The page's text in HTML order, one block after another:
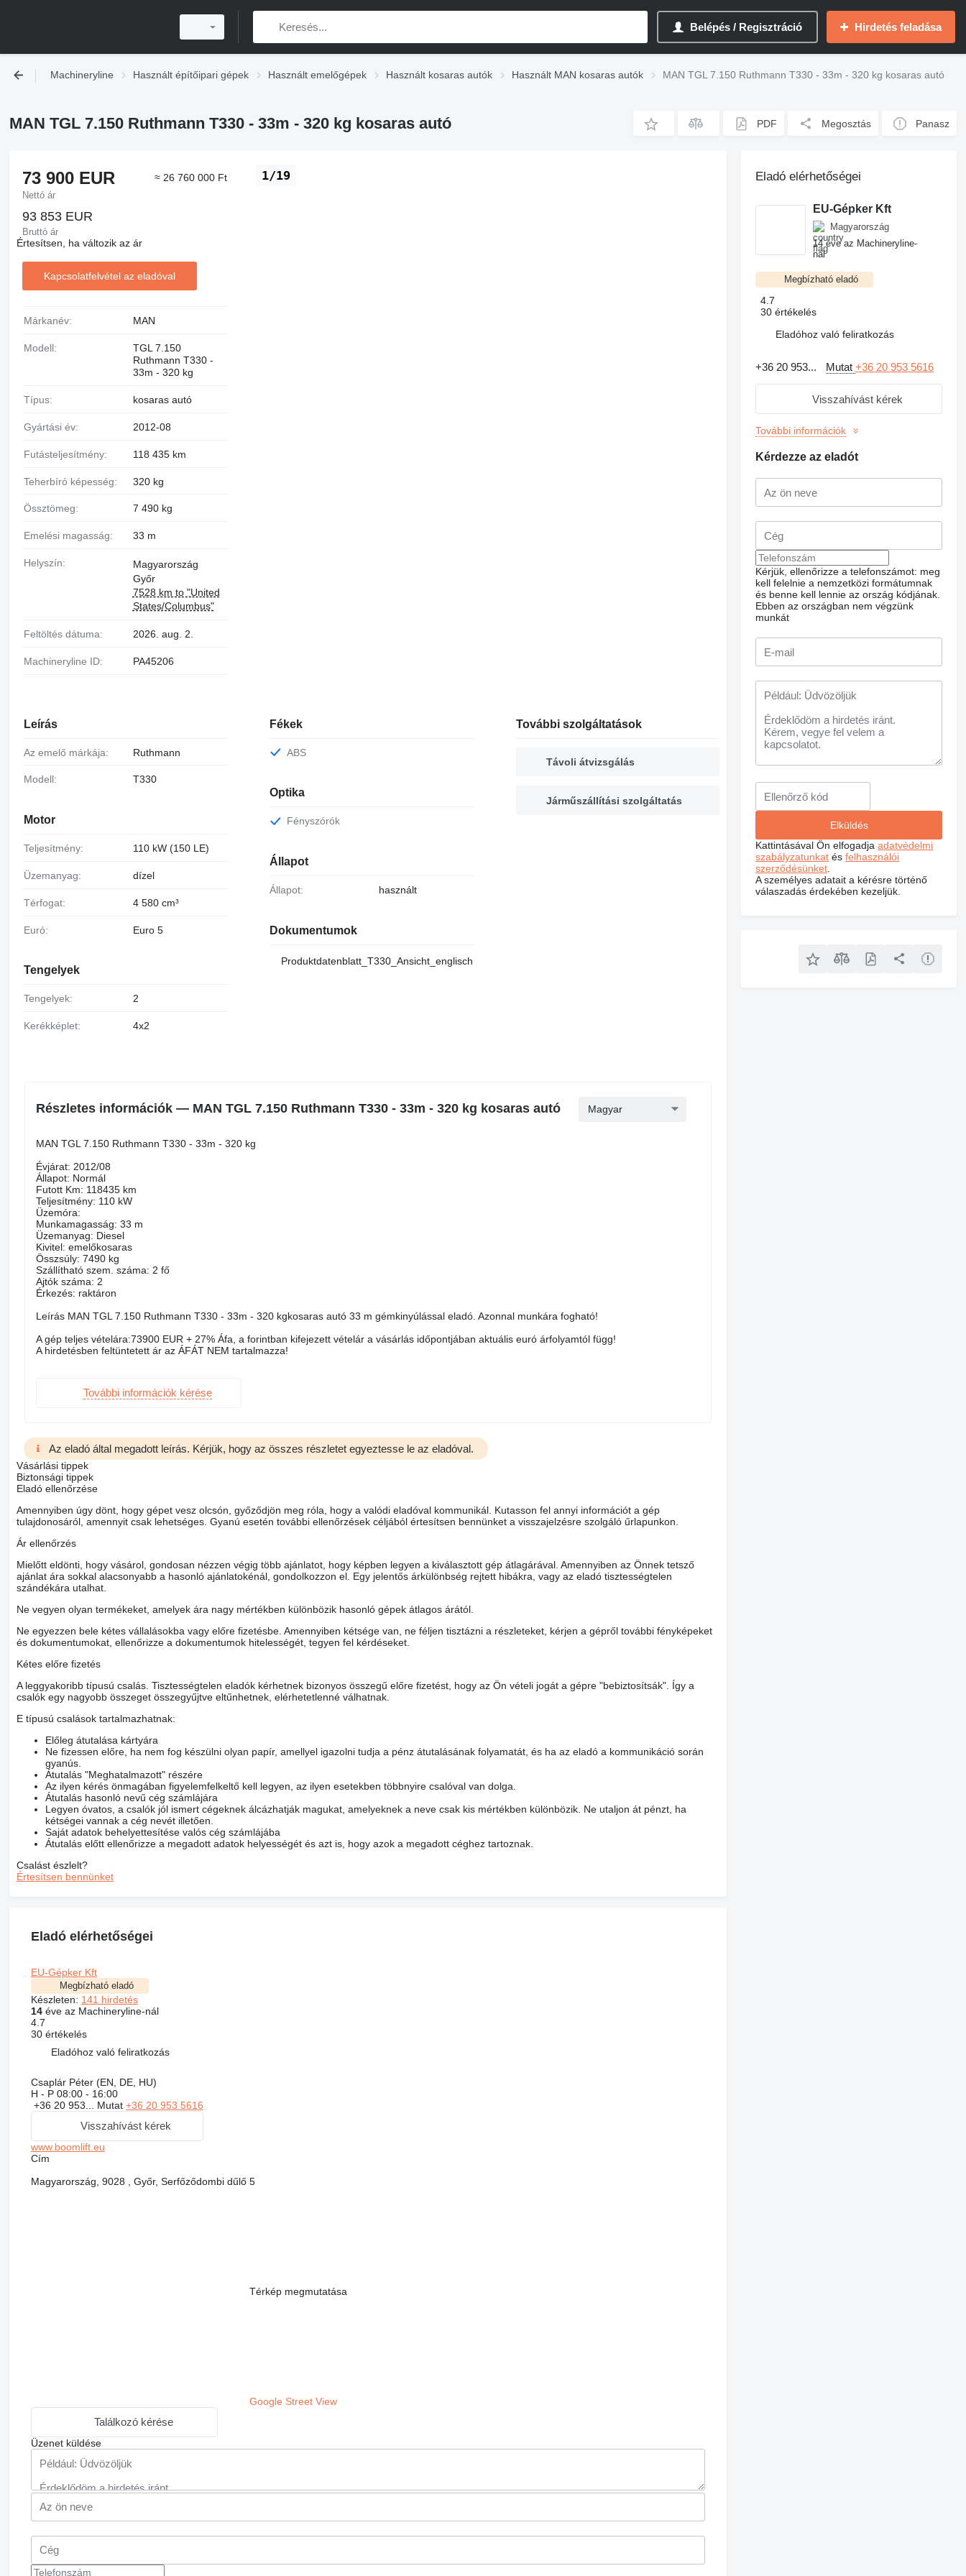
Belépés / Regisztráció Hirdetés feladása
Machineryline Használt építőipari gépek Használt emelőgépek Használt kosaras autók Használt MAN kosaras autók MAN TGL 7.150 Ruthmann T330 - 33m - 320 kg kosaras autó
MAN TGL 7.150 Ruthmann T330 - 33m - 320 kg kosaras autó PDF Megosztás Panasz
1/19
73 900 EUR
Nettó ár
≈ 26 760 000 Ft
93 853 EUR
Bruttó ár
Értesítsen, ha változik az ár
Kapcsolatfelvétel az eladóval
Márkanév: MAN
Modell:
TGL 7.150
Ruthmann T330 -
33m - 320 kg
Típus: kosaras autó
Gyártási év: 2012-08
Futásteljesítmény: 118 435 km
Teherbíró képesség: 320 kg
Össztömeg: 7 490 kg
Emelési magasság: 33 m
Helyszín:
Magyarország
Győr
7528 km to "United
States/Columbus"
Feltöltés dátuma: 2026. aug. 2.
Machineryline ID: PA45206
Leírás
Az emelő márkája: Ruthmann
Modell: T330
Motor
Teljesítmény: 110 kW (150 LE)
Üzemanyag: dízel
Térfogat: 4 580 cm³
Euró: Euro 5
Tengelyek
Tengelyek: 2
Kerékképlet: 4x2
Fékek
ABS
Optika
Fényszórók
Állapot
Állapot: használt
Dokumentumok
Produktdatenblatt_T330_Ansicht_englisch
További szolgáltatások
Távoli átvizsgálás
Járműszállítási szolgáltatás
Részletes információk — MAN TGL 7.150 Ruthmann T330 - 33m - 320 kg kosaras autó Magyar
MAN TGL 7.150 Ruthmann T330 - 33m - 320 kg
Évjárat: 2012/08
Állapot: Normál
Futott Km: 118435 km
Teljesítmény: 110 kW
Üzemóra:
Munkamagasság: 33 m
Üzemanyag: Diesel
Kivitel: emelőkosaras
Összsúly: 7490 kg
Szállítható szem. száma: 2 fő
Ajtók száma: 2
Érkezés: raktáron
Leírás MAN TGL 7.150 Ruthmann T330 - 33m - 320 kgkosaras autó 33 m gémkinyúlással eladó. Azonnal munkára fogható!
A gép teljes vételára:73900 EUR + 27% Áfa, a forintban kifejezett vételár a vásárlás időpontjában aktuális euró árfolyamtól függ!
A hirdetésben feltüntetett ár az ÁFÁT NEM tartalmazza!
További információk kérése
Az eladó által megadott leírás. Kérjük, hogy az összes részletet egyeztesse le az eladóval.
Vásárlási tippek
Biztonsági tippek
Eladó ellenőrzése
Amennyiben úgy dönt, hogy gépet vesz olcsón, győződjön meg róla, hogy a valódi eladóval kommunikál. Kutasson fel annyi információt a gép
tulajdonosáról, amennyit csak lehetséges. Gyanú esetén további ellenőrzések céljából értesítsen bennünket a visszajelzésre szolgáló űrlapunkon.
Ár ellenőrzés
Mielőtt eldönti, hogy vásárol, gondosan nézzen végig több ajánlatot, hogy képben legyen a kiválasztott gép átlagárával. Amennyiben az Önnek tetsző
ajánlat ára sokkal alacsonyabb a hasonló ajánlatokénál, gondolkozzon el. Egy jelentős árkülönbség rejtett hibákra, vagy az eladó tisztességtelen
szándékára utalhat.
Ne vegyen olyan termékeket, amelyek ára nagy mértékben különbözik hasonló gépek átlagos árától.
Ne egyezzen bele kétes vállalásokba vagy előre fizetésbe. Amennyiben kétsége van, ne féljen tisztázni a részleteket, kérjen a gépről további fényképeket
és dokumentumokat, ellenőrizze a dokumentumok hitelességét, tegyen fel kérdéseket.
Kétes előre fizetés
A leggyakoribb típusú csalás. Tisztességtelen eladók kérhetnek bizonyos összegű előre fizetést, hogy az Ön vételi jogát a gépre "bebiztosítsák". Így a
csalók egy nagyobb összeget összegyűjtve eltűnhetnek, elérhetetlenné válhatnak.
E típusú csalások tartalmazhatnak:
Előleg átutalása kártyára
Ne fizessen előre, ha nem fog készülni olyan papír, amellyel igazolni tudja a pénz átutalásának folyamatát, és ha az eladó a kommunikáció során
gyanús.
Átutalás "Meghatalmazott" részére
Az ilyen kérés önmagában figyelemfelkeltő kell legyen, az ilyen esetekben többnyire csalóval van dolga.
Átutalás hasonló nevű cég számlájára
Legyen óvatos, a csalók jól ismert cégeknek álcázhatják magukat, amelyeknek a neve csak kis mértékben különbözik. Ne utaljon át pénzt, ha
kétségei vannak a cég nevét illetően.
Saját adatok behelyettesítése valós cég számlájába
Átutalás előtt ellenőrizze a megadott adatok helyességét és azt is, hogy azok a megadott céghez tartoznak.
Csalást észlelt?
Értesítsen bennünket
Eladó elérhetőségei
EU-Gépker Kft
Megbízható eladó
Készleten: 141 hirdetés
14éve az Machineryline-nál
4.7
30 értékelés
Eladóhoz való feliratkozás
Csaplár Péter (EN, DE, HU)
H - P 08:00 - 16:00
+36 20 953... Mutat +36 20 953 5616
Visszahívást kérek
www.boomlift.eu
Сím
Magyarország, 9028 , Győr, Serfőződombi dűlő 5
Térkép megmutatása
Google Street View
Találkozó kérése
Üzenet küldése
Eladó elérhetőségei
EU-Gépker Kft
Magyarország
14 éve az Machineryline-
nál
Megbízható eladó
4.7
30 értékelés
Eladóhoz való feliratkozás
+36 20 953... Mutat+36 20 953 5616
Visszahívást kérek
További információk
Kérdezze az eladót
Kérjük, ellenőrizze a telefonszámot: meg
kell felelnie a nemzetközi formátumnak
és benne kell lennie az ország kódjának.
Ebben az országban nem végzünk
munkát
Kattintásával Ön elfogadjaadatvédelmi
szabályzatunkat ésfelhasználói
szerződésünket
A személyes adatait a kérésre történő
válaszadás érdekében kezeljük.